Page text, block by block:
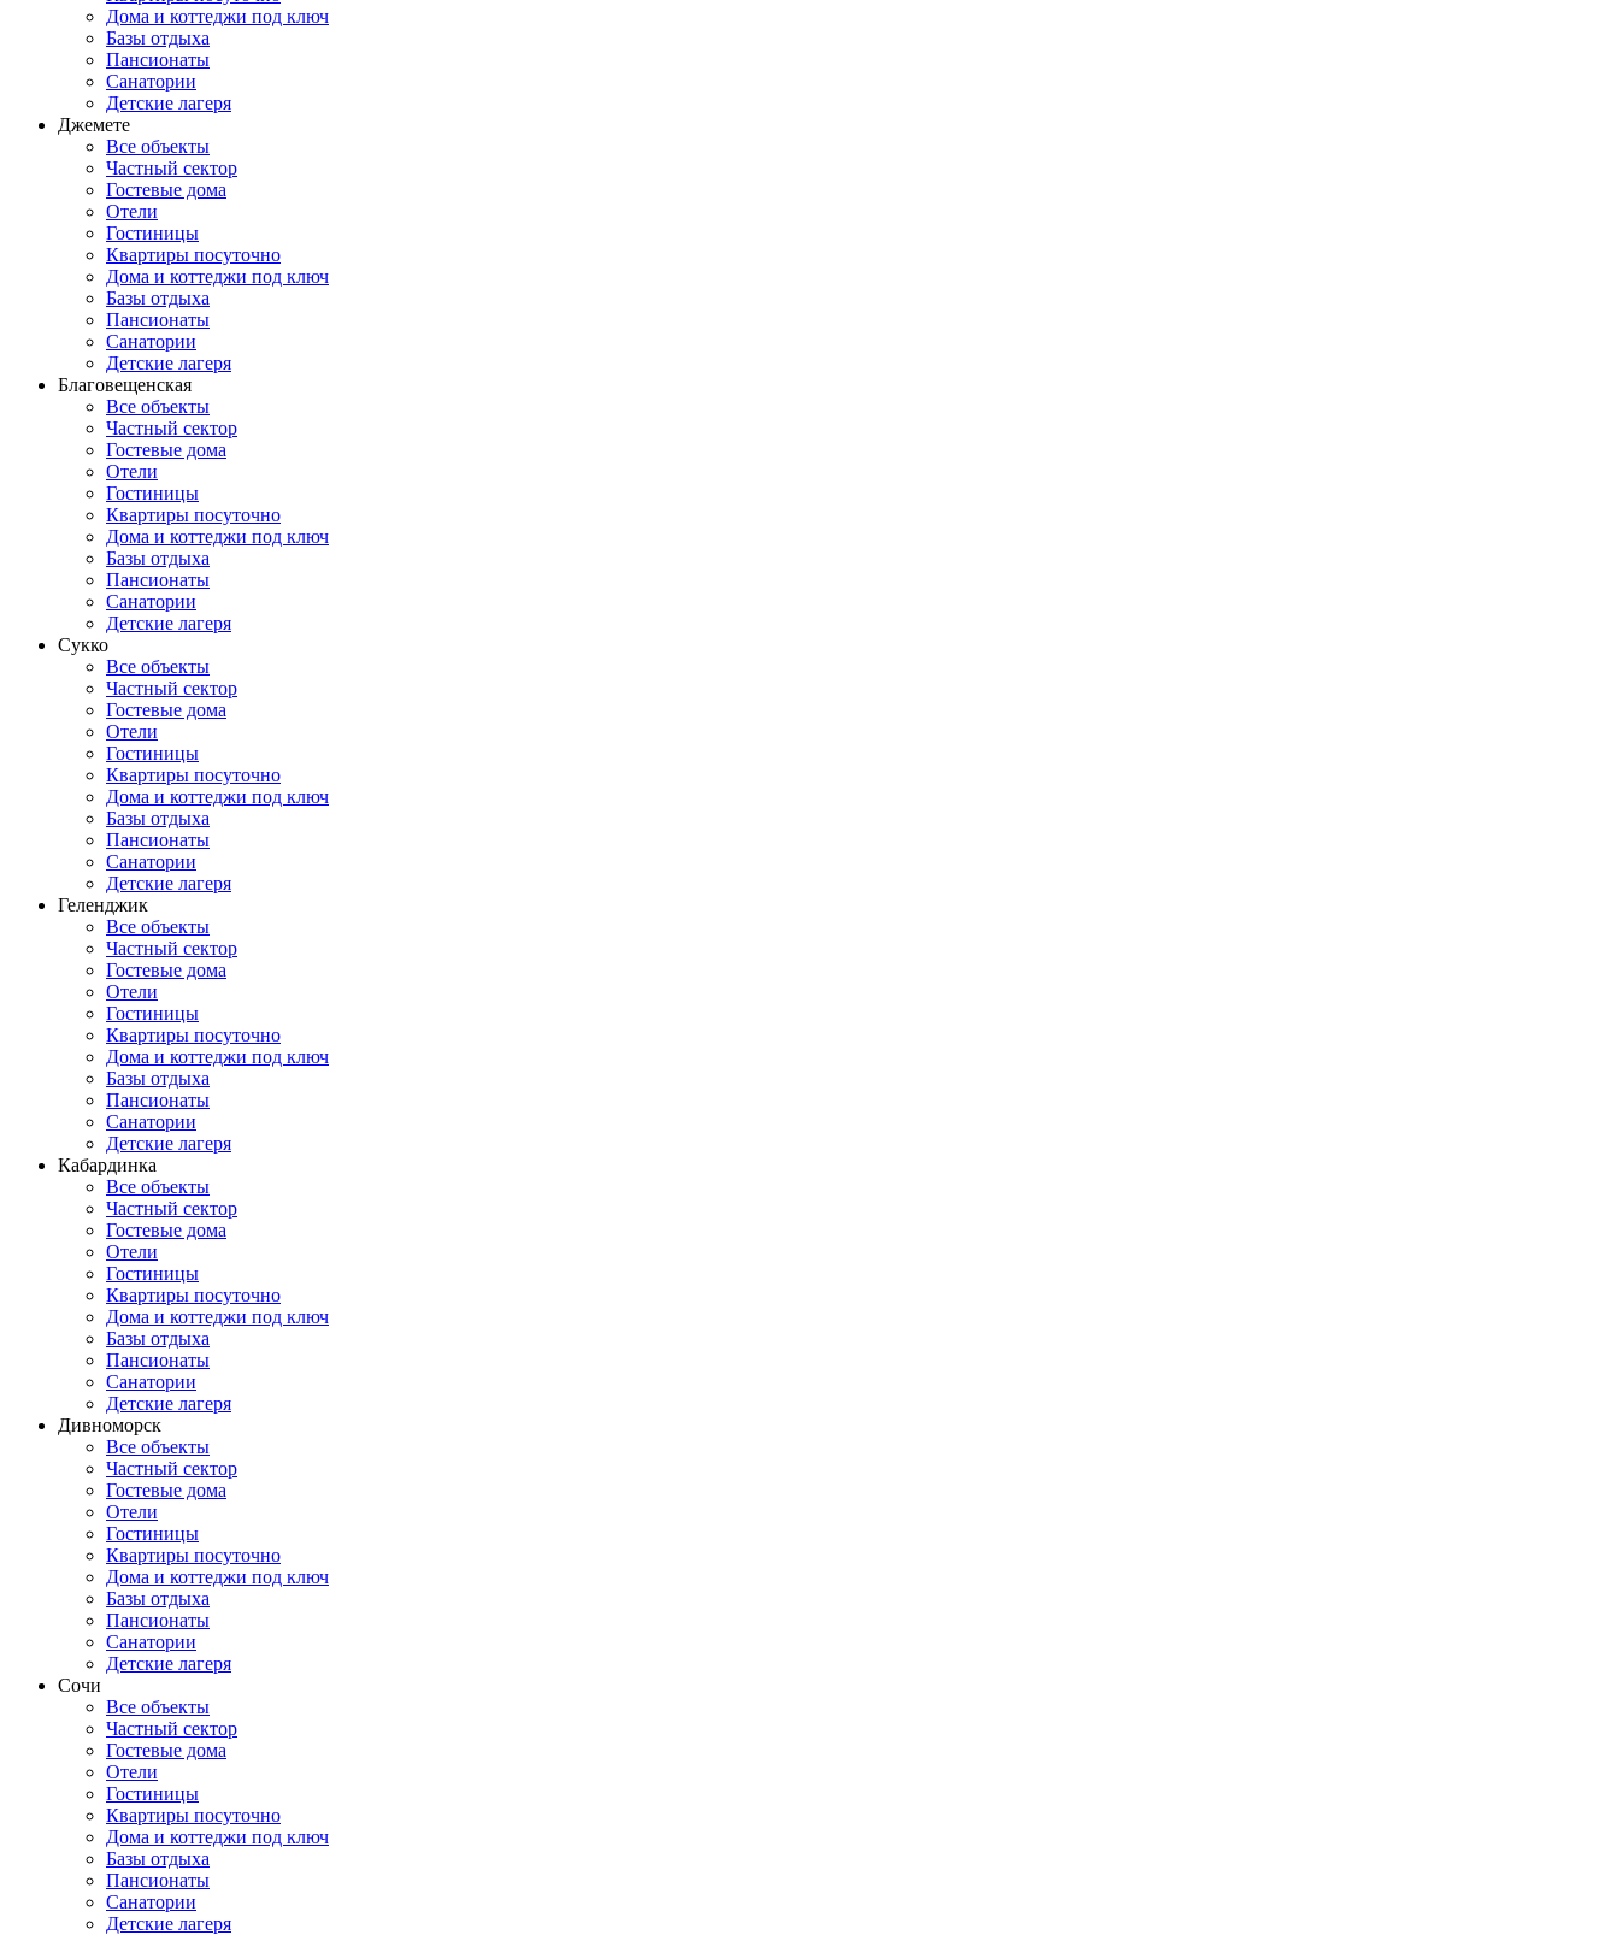
Дома и коттеджи под ключ
Базы отдыха
Пансионаты
Санатории
Детские лагеря
Джемете
Все объекты
Частный сектор
Гостевые дома
Отели
Гостиницы
Квартиры посуточно
Дома и коттеджи под ключ
Базы отдыха
Пансионаты
Санатории
Детские лагеря
Благовещенская
Все объекты
Частный сектор
Гостевые дома
Отели
Гостиницы
Квартиры посуточно
Дома и коттеджи под ключ
Базы отдыха
Пансионаты
Санатории
Детские лагеря
Сукко
Все объекты
Частный сектор
Гостевые дома
Отели
Гостиницы
Квартиры посуточно
Дома и коттеджи под ключ
Базы отдыха
Пансионаты
Санатории
Детские лагеря
Геленджик
Все объекты
Частный сектор
Гостевые дома
Отели
Гостиницы
Квартиры посуточно
Дома и коттеджи под ключ
Базы отдыха
Пансионаты
Санатории
Детские лагеря
Кабардинка
Все объекты
Частный сектор
Гостевые дома
Отели
Гостиницы
Квартиры посуточно
Дома и коттеджи под ключ
Базы отдыха
Пансионаты
Санатории
Детские лагеря
Дивноморск
Все объекты
Частный сектор
Гостевые дома
Отели
Гостиницы
Квартиры посуточно
Дома и коттеджи под ключ
Базы отдыха
Пансионаты
Санатории
Детские лагеря
Сочи
Все объекты
Частный сектор
Гостевые дома
Отели
Гостиницы
Квартиры посуточно
Дома и коттеджи под ключ
Базы отдыха
Пансионаты
Санатории
Детские лагеря